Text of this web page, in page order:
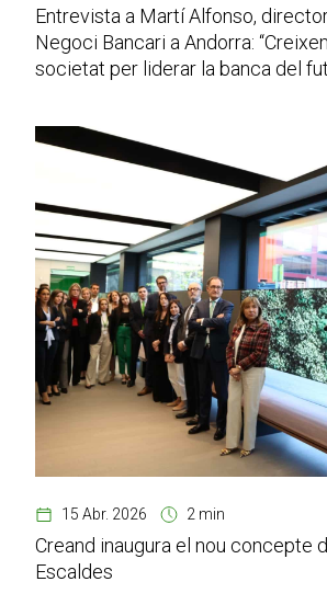
Entrevista a Martí Alfonso, director
Negoci Bancari a Andorra:
societat per liderar la banca del
15 Abr. 2026 2 min
Creand inaugura el nou concepte
Escaldes